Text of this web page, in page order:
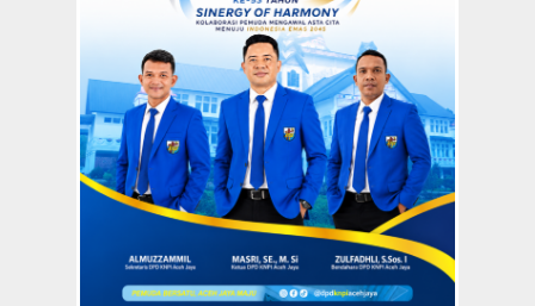
21 June 2023 - 06:05 WIB
Redaksi Tentang Kami